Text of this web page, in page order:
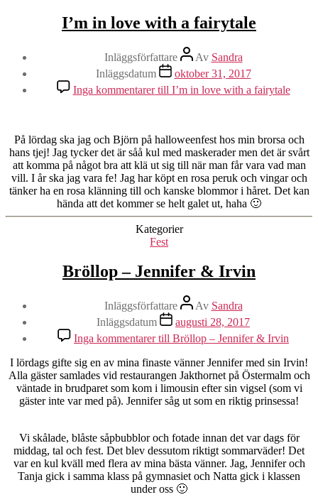
I’m in love with a fairytale
Inläggsförfattare Av Sandra
Inläggsdatum
oktober 31, 2017
Inga kommentarertill I’m in love with a fairytale
På lördag ska jag och Björn på halloweenfest hos min brorsa och
hans tjej! Jag tycker det är såå kul med maskerader men det är svårt
att komma på något bra att klä ut sig till när man får vara vad man
vill. I år ska jag vara fe! Jag har köpt en rosa peruk och vingar och
tänker ha en rosa klänning till och kanske blommor i håret. Det kan
hända att det kommer se helt galet ut, haha 🙂
Kategorier
Fest
Bröllop – Jennifer & Irvin
Inläggsförfattare Av Sandra
Inläggsdatum
augusti 28, 2017
Inga kommentarertill Bröllop – Jennifer & Irvin
I lördags gifte sig en av mina finaste vänner Jennifer med sin Irvin!
Alla gäster samlades vid restaurangen Jakthornet på Östermalm och
väntade in brudparet som kom i limousin efter sin vigsel (som vi
gäster inte var med på). Jennifer såg ut som en riktig prinsessa!
Vi skålade, blåste såpbubblor och fotade innan det var dags för
middag, tal och fest. Det blev dessutom riktigt sommarväder! Det
var en kul kväll med flera av mina bästa vänner. Jag, Jennifer och
Tanja gick i samma klass på gymnasiet och Natta gick i klassen
under oss 🙂